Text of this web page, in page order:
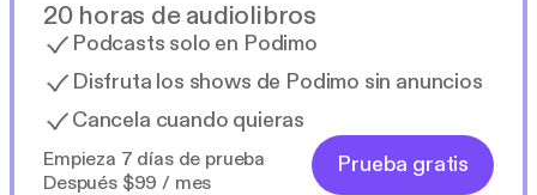
20 horas de audiolibros
Podcasts solo en Podimo
Disfruta los shows de Podimo sin anuncios
Cancela cuando quieras
Empieza 7 días de prueba
Después $99 / mes
Prueba gratis